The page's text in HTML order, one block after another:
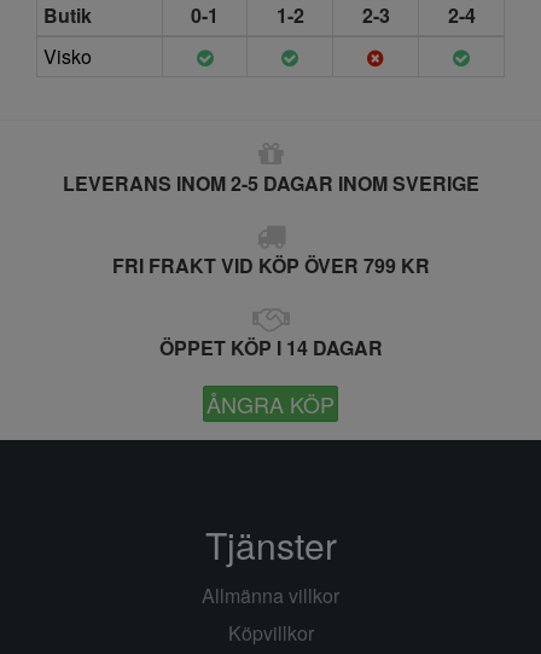
Butik
0-1 1-2 2-3
2-4
Visko
LEVERANS INOM 2-5 DAGAR INOM SVERIGE
FRI FRAKT VID KÖP ÖVER 799 KR
ÖPPET KÖP I 14 DAGAR
ÅNGRA KÖP
Tjänster
Allmänna villkor
Köpvillkor